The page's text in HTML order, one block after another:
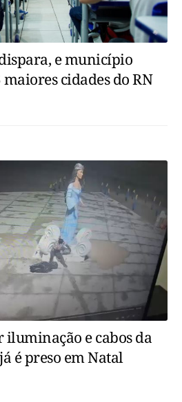
e município
cidades do RN
iluminação e cabos da
é preso em Natal